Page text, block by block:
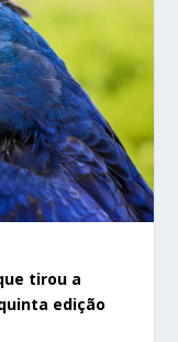
tirou a
edição